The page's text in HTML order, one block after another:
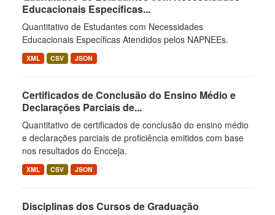
Educacionais Específicas...
Quantitativo de Estudantes com Necessidades
Educacionais Específicas Atendidos pelos NAPNEEs.
XML CSV JSON
Certificados de Conclusão do Ensino Médio e
Declarações Parciais de...
Quantitativo de certificados de conclusão do ensino médio
e declarações parciais de proficiência emitidos com base
nos resultados do Encceja.
XML CSV JSON
Disciplinas dos Cursos de Graduação